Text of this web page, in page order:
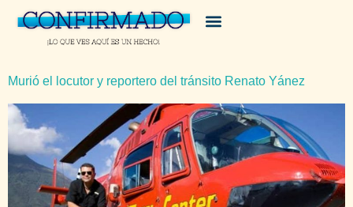
Murió el locutor y reportero del tránsito Renato Yánez